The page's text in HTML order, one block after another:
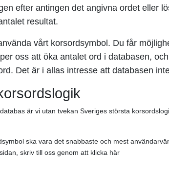
efter antingen det angivna ordet eller
resultat.
vårt korsordsymbol. Du får
oss att öka antalet ord i databasen,
Det är i allas intresse att databasen
är vi utan tvekan Sveriges största
ska vara det snabbaste och mest
skriv till oss genom att klicka här